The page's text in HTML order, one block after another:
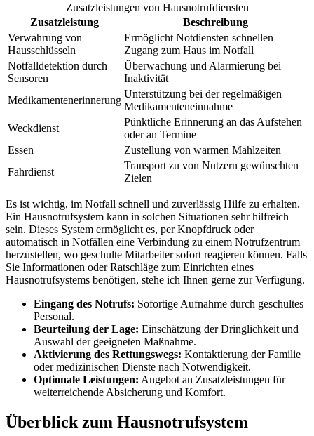
Zusatzleistungen von Hausnotrufdiensten
Zusatzleistung
Beschreibung
Verwahrung von
Hausschlüsseln
Ermöglicht Notdiensten schnellen
Zugang zum Haus im Notfall
Notfalldetektion durch
Sensoren
Überwachung und Alarmierung bei
Inaktivität
Medikamentenerinnerung
Unterstützung bei der regelmäßigen
Medikamenteneinnahme
Weckdienst
Pünktliche Erinnerung an das Aufstehen
oder an Termine
Essen
Zustellung von warmen Mahlzeiten
Fahrdienst
Transport zu von Nutzern gewünschten
Zielen
Es ist wichtig, im Notfall schnell und zuverlässig Hilfe zu erhalten.
Ein Hausnotrufsystem kann in solchen Situationen sehr hilfreich
sein. Dieses System ermöglicht es, per Knopfdruck oder
automatisch in Notfällen eine Verbindung zu einem Notrufzentrum
herzustellen, wo geschulte Mitarbeiter sofort reagieren können. Falls
Sie Informationen oder Ratschläge zum Einrichten eines
Hausnotrufsystems benötigen, stehe ich Ihnen gerne zur Verfügung.
Eingang des Notrufs: Sofortige Aufnahme durch geschultes
Personal.
Beurteilung der Lage: Einschätzung der Dringlichkeit und
Auswahl der geeigneten Maßnahme.
Aktivierung des Rettungswegs: Kontaktierung der Familie
oder medizinischen Dienste nach Notwendigkeit.
Optionale Leistungen: Angebot an Zusatzleistungen für
weiterreichende Absicherung und Komfort.
Überblick zum Hausnotrufsystem